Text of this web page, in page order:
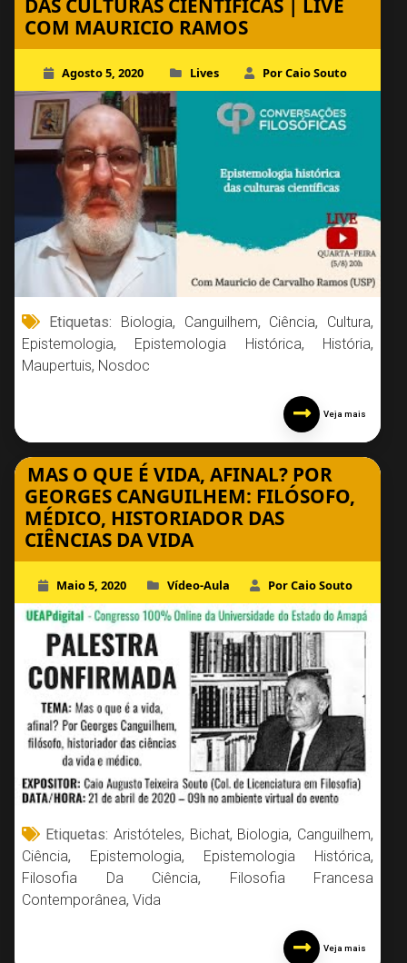
DAS CULTURAS CIENTÍFICAS | LIVE
COM MAURICIO RAMOS
Agosto 5, 2020 Lives Por Caio Souto
Etiquetas: Biologia, Canguilhem, Ciência, Cultura,
Epistemologia, Epistemologia Histórica, História,
Maupertuis, Nosdoc
Veja mais
MAS O QUE É VIDA, AFINAL? POR
GEORGES CANGUILHEM: FILÓSOFO,
MÉDICO, HISTORIADOR DAS
CIÊNCIAS DA VIDA
Maio 5, 2020 Vídeo-Aula Por Caio Souto
Etiquetas: Aristóteles, Bichat, Biologia, Canguilhem,
Ciência, Epistemologia, Epistemologia Histórica,
Filosofia Da Ciência, Filosofia Francesa
Contemporânea, Vida
Veja mais